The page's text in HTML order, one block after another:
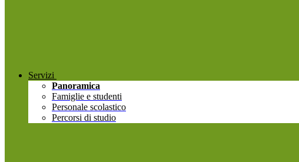
Servizi
Panoramica
Famiglie e studenti
Personale scolastico
Percorsi di studio